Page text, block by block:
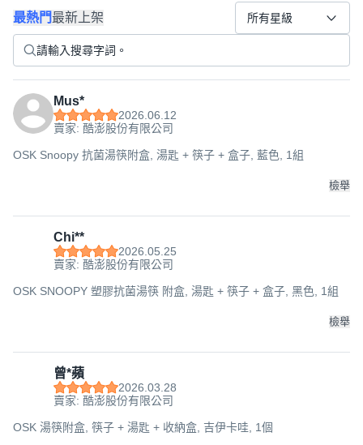
最熱門最新上架 所有星級
Mus*
2026.06.12
賣家: 酷澎股份有限公司
OSK Snoopy 抗菌湯筷附盒, 湯匙 + 筷子 + 盒子, 藍色, 1組
檢舉
Chi**
2026.05.25
賣家: 酷澎股份有限公司
OSK SNOOPY 塑膠抗菌湯筷 附盒, 湯匙 + 筷子 + 盒子, 黑色, 1組
檢舉
曾*蘋
2026.03.28
賣家: 酷澎股份有限公司
OSK 湯筷附盒, 筷子 + 湯匙 + 收納盒, 吉伊卡哇, 1個